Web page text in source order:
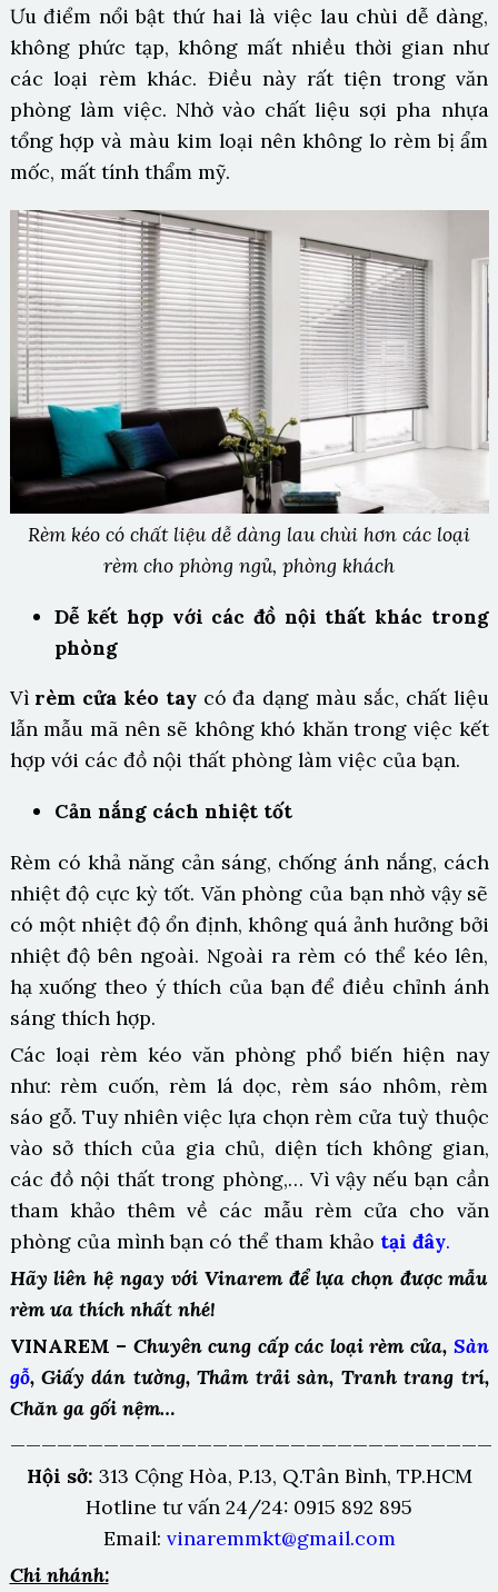
Ưu điểm nổi bật thứ hai là việc lau chùi dễ dàng,
không phức tạp, không mất nhiều thời gian như
các loại rèm khác. Điều này rất tiện trong văn
phòng làm việc. Nhờ vào chất liệu sợi pha nhựa
tổng hợp và màu kim loại nên không lo rèm bị ẩm
mốc, mất tính thẩm mỹ.
Rèm kéo có chất liệu dễ dàng lau chùi hơn các loại
rèm cho phòng ngủ, phòng khách
Dễ kết hợp với các đồ nội thất khác trong
phòng
Vì rèm cửa kéo taycó đa dạng màu sắc, chất liệu
lẫn mẫu mã nên sẽ không khó khăn trong việc kết
hợp với các đồ nội thất phòng làm việc của bạn.
Cản nắng cách nhiệt tốt
Rèm có khả năng cản sáng, chống ánh nắng, cách
nhiệt độ cực kỳ tốt. Văn phòng của bạn nhờ vậy sẽ
có một nhiệt độ ổn định, không quá ảnh hưởng bởi
nhiệt độ bên ngoài. Ngoài ra rèm có thể kéo lên,
hạ xuống theo ý thích của bạn để điều chỉnh ánh
sáng thích hợp.
Các loại rèm kéo văn phòng phổ biến hiện nay
như: rèm cuốn, rèm lá dọc, rèm sáo nhôm, rèm
sáo gỗ. Tuy nhiên việc lựa chọn rèm cửa tuỳ thuộc
vào sở thích của gia chủ, diện tích không gian,
các đồ nội thất trong phòng,… Vì vậy nếu bạn cần
tham khảo thêm về các mẫu rèm cửa cho văn
phòng của mình bạn có thể tham khảo tại đây.
Hãy liên hệ ngay với Vinarem để lựa chọn được mẫu
rèm ưa thích nhất nhé!
VINAREM – Chuyên cung cấp các loại rèm cửa, Sàn
gỗ, Giấy dán tường, Thảm trải sàn, Tranh trang trí,
Chăn ga gối nệm…
———————————————————————————————
Hội sở: 313 Cộng Hòa, P.13, Q.Tân Bình, TP.HCM
Hotline tư vấn 24/24: 0915 892 895
Email: vinaremmkt@gmail.com
Chi nhánh: